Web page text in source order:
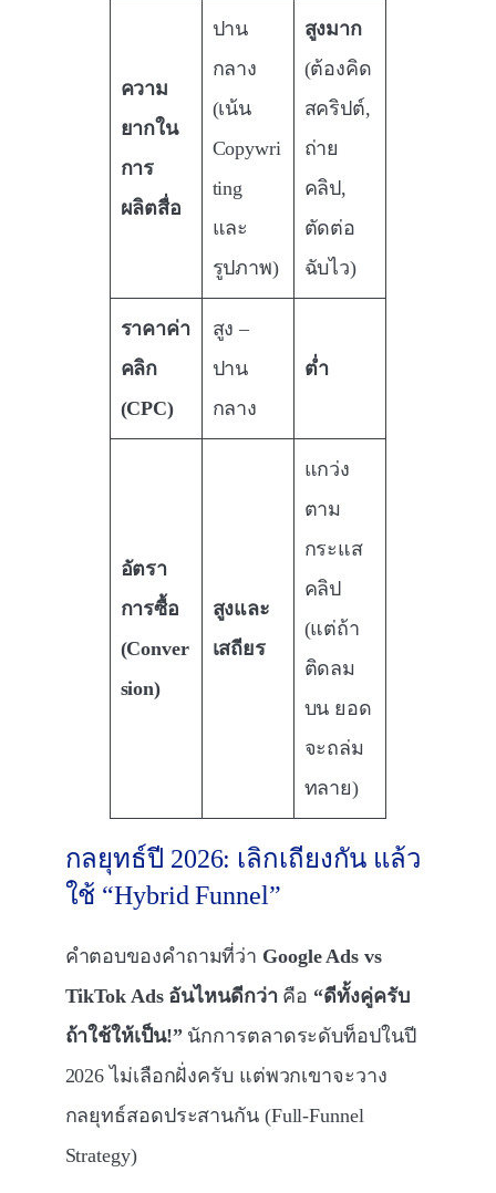
ความ
ยากใน
การ
ผลิตสื่อ
ปาน
กลาง
(เน้น
Copywri
ting
และ
รูปภาพ)
สูงมาก
(ต้องคิด
สคริปต์,
ถ่าย
คลิป,
ตัดต่อ
ฉับไว)
ราคาค่า
คลิก
(CPC)
สูง –
ปาน
กลาง
ต่ำ
อัตรา
การซื้อ
(Conver
sion)
สูงและ
เสถียร
แกว่ง
ตาม
กระแส
คลิป
(แต่ถ้า
ติดลม
บน ยอด
จะถล่ม
ทลาย)
กลยุทธ์ปี 2026: เลิกเถียงกัน แล้ว
ใช้ “Hybrid Funnel”
คำตอบของคำถามที่ว่า Google Ads vs
TikTok Ads อันไหนดีกว่าคือ “ดีทั้งคู่ครับ
ถ้าใช้ให้เป็น!” นักการตลาดระดับท็อปในปี
2026 ไม่เลือกฝั่งครับ แต่พวกเขาจะวาง
กลยุทธ์สอดประสานกัน (Full-Funnel
Strategy)